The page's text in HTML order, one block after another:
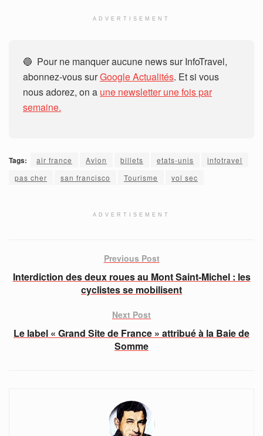
ADVERTISEMENT
🔵 Pour ne manquer aucune news sur InfoTravel,
abonnez-vous surGoogle Actualités. Et si vous
nous adorez, on a une newsletter une fois par
semaine.
Tags: air france Avion billets etats-unis
infotravel
pas cher
san francisco Tourisme vol sec
ADVERTISEMENT
Previous Post
Interdiction des deux roues au Mont Saint-Michel : les
cyclistes se mobilisent
Next Post
Le label « Grand Site de France » attribué à la Baie de
Somme